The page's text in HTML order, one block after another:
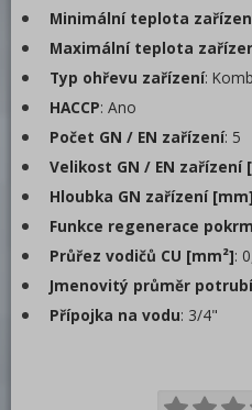
Minimální teplota
Maximální teplota
Typ ohřevu zařízení:
HACCP: Ano
Počet GN / EN zařízení: 5
Velikost GN / EN zařízení
Hloubka GN zařízení [mm]
Funkce regenerace
Průřez vodičů CU [mm²]:
Jmenovitý průměr potrubí
Přípojka na vodu: 3/4"